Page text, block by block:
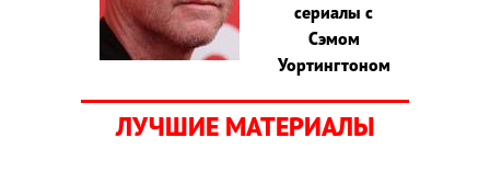
сериалы с
Сэмом
Уортингтоном
ЛУЧШИЕ МАТЕРИАЛЫ